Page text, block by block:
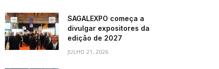
SAGALEXPO começa a
divulgar expositores da
edição de 2027
JULHO 21, 2026